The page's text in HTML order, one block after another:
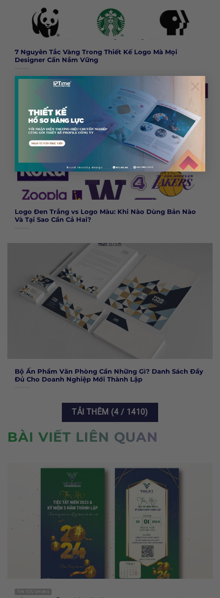
×
7 Nguyên Tắc Vàng Trong Thiết Kế Logo Mà Mọi
Designer Cần Nắm Vững
Logo Đen Trắng vs Logo Màu: Khi Nào Dùng Bản Nào
Và Tại Sao Cần Cả Hai?
Bộ Ấn Phẩm Văn Phòng Cần Những Gì? Danh Sách Đầy
Đủ Cho Doanh Nghiệp Mới Thành Lập
TẢI THÊM (4/ 1410)
BÀI VIẾT LIÊN QUAN
TIN TỨC CHUNG